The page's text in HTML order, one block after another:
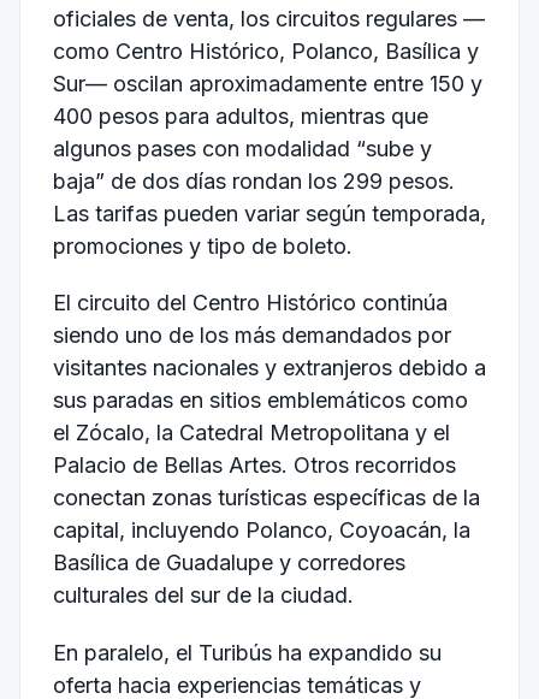
oficiales de venta, los circuitos regulares —
como Centro Histórico, Polanco, Basílica y
Sur— oscilan aproximadamente entre 150 y
400 pesos para adultos, mientras que
algunos pases con modalidad “sube y
baja” de dos días rondan los 299 pesos.
Las tarifas pueden variar según temporada,
promociones y tipo de boleto.
El circuito del Centro Histórico continúa
siendo uno de los más demandados por
visitantes nacionales y extranjeros debido a
sus paradas en sitios emblemáticos como
el Zócalo, la Catedral Metropolitana y el
Palacio de Bellas Artes. Otros recorridos
conectan zonas turísticas específicas de la
capital, incluyendo Polanco, Coyoacán, la
Basílica de Guadalupe y corredores
culturales del sur de la ciudad.
En paralelo, el Turibús ha expandido su
oferta hacia experiencias temáticas y